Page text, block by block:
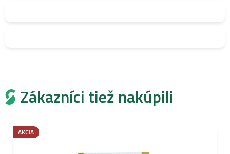
Zákazníci tiež nakúpili
AKCIA